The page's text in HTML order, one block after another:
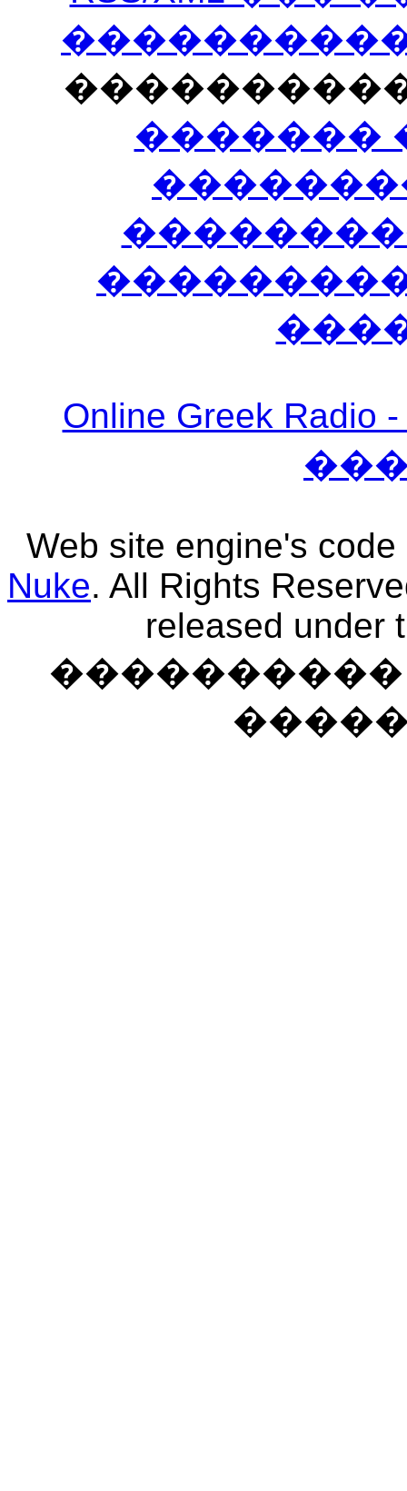
�������
Online Greek
Web site engine's
Nuke. All Rights
released under
����������